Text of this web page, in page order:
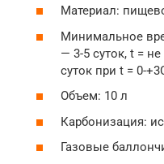
Материал:
Минимальное
— 3-5 суток, t =
суток при t = 0-
Объем: 10 л
Карбонизация:
Газовые